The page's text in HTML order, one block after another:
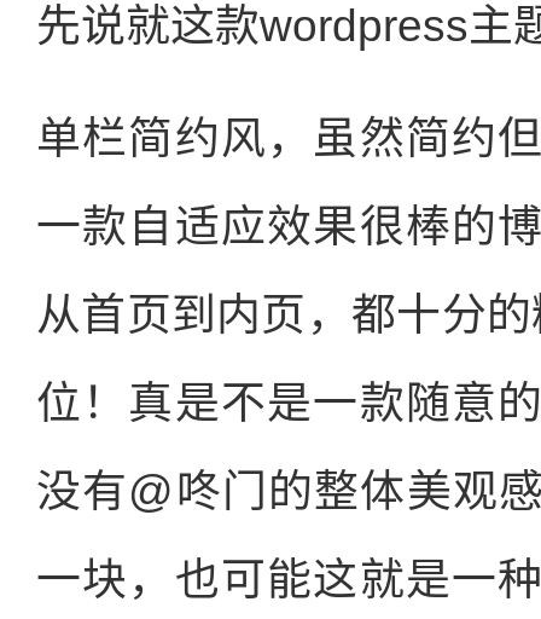
先说就这款wordpress主
单栏简约风，虽然简约
一款自适应效果很棒的
从首页到内页，都十分
位！真是不是一款随意
没有@咚门的整体美观
一块，也可能这就是一